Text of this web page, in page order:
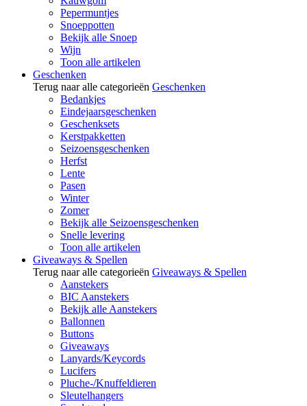
Pepermuntjes
Snoeppotten
Bekijk alle Snoep
Wijn
Toon alle artikelen
Geschenken
Terug naar alle categorieën Geschenken
Bedankjes
Eindejaarsgeschenken
Geschenksets
Kerstpakketten
Seizoensgeschenken
Herfst
Lente
Pasen
Winter
Zomer
Bekijk alle Seizoensgeschenken
Snelle levering
Toon alle artikelen
Giveaways & Spellen
Terug naar alle categorieën Giveaways & Spellen
Aanstekers
BIC Aanstekers
Bekijk alle Aanstekers
Ballonnen
Buttons
Giveaways
Lanyards/Keycords
Lucifers
Pluche-/Knuffeldieren
Sleutelhangers